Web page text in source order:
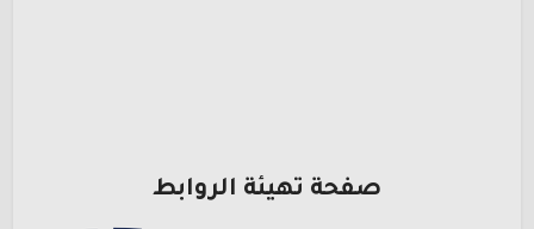
صفحة تهيئة الروابط